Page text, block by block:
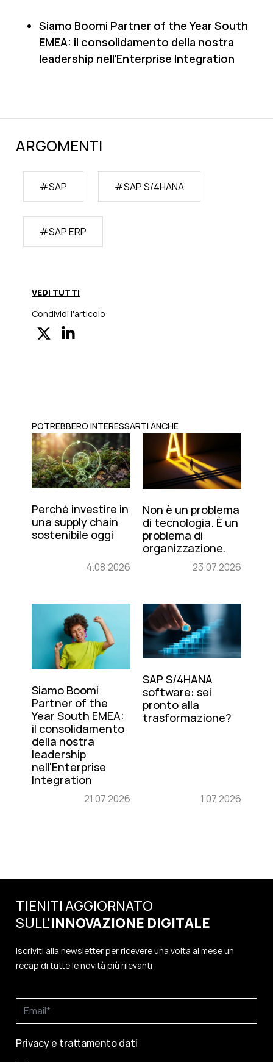
Siamo Boomi Partner of the Year South
EMEA: il consolidamento della nostra
leadership nell'Enterprise Integration
ARGOMENTI
#SAP #SAP S/4HANA
#SAP ERP
VEDI TUTTI
Condividi l'articolo:
POTREBBERO INTERESSARTI ANCHE
Perché investire in
una supply chain
sostenibile oggi
4.08.2026
Non è un problema
di tecnologia. È un
problema di
organizzazione.
23.07.2026
Siamo Boomi
Partner of the
Year South EMEA:
il consolidamento
della nostra
leadership
nell'Enterprise
Integration
21.07.2026
SAP S/4HANA
software: sei
pronto alla
trasformazione?
1.07.2026
TIENITI AGGIORNATO
SULL'INNOVAZIONE DIGITALE
Iscriviti alla newsletter per ricevere una volta al mese un
recap di tutte le novità più rilevanti
Privacy e trattamento dati